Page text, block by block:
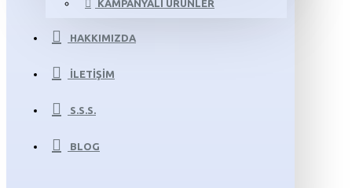
KAMPANYALI ÜRÜNLER
HAKKIMIZDA
İLETIŞIM
S.S.S.
BLOG